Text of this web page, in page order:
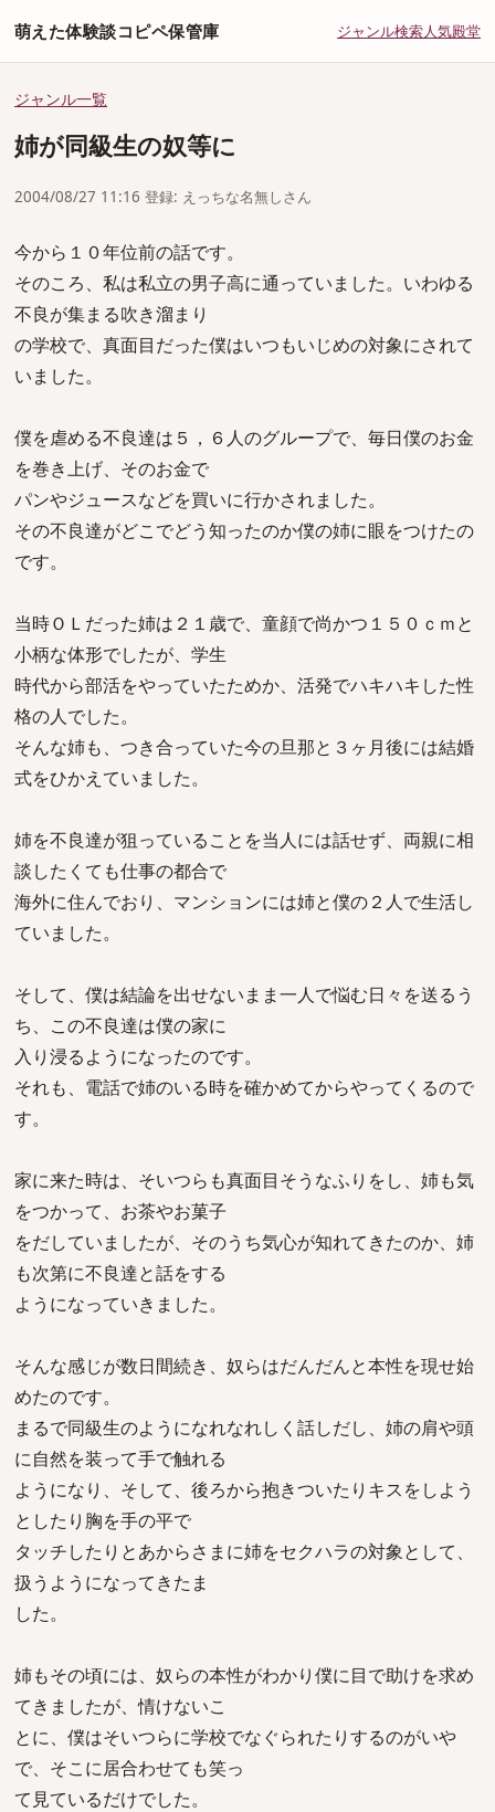
萌えた体験談コピペ保管庫 ジャンル検索人気殿堂
ジャンル一覧
姉が同級生の奴等に
2004/08/27 11:16 登録: えっちな名無しさん
今から１０年位前の話です。
そのころ、私は私立の男子高に通っていました。いわゆる
不良が集まる吹き溜まり
の学校で、真面目だった僕はいつもいじめの対象にされて
いました。
僕を虐める不良達は５，６人のグループで、毎日僕のお金
を巻き上げ、そのお金で
パンやジュースなどを買いに行かされました。
その不良達がどこでどう知ったのか僕の姉に眼をつけたの
です。
当時ＯＬだった姉は２１歳で、童顔で尚かつ１５０ｃｍと
小柄な体形でしたが、学生
時代から部活をやっていたためか、活発でハキハキした性
格の人でした。
そんな姉も、つき合っていた今の旦那と３ヶ月後には結婚
式をひかえていました。
姉を不良達が狙っていることを当人には話せず、両親に相
談したくても仕事の都合で
海外に住んでおり、マンションには姉と僕の２人で生活し
ていました。
そして、僕は結論を出せないまま一人で悩む日々を送るう
ち、この不良達は僕の家に
入り浸るようになったのです。
それも、電話で姉のいる時を確かめてからやってくるので
す。
家に来た時は、そいつらも真面目そうなふりをし、姉も気
をつかって、お茶やお菓子
をだしていましたが、そのうち気心が知れてきたのか、姉
も次第に不良達と話をする
ようになっていきました。
そんな感じが数日間続き、奴らはだんだんと本性を現せ始
めたのです。
まるで同級生のようになれなれしく話しだし、姉の肩や頭
に自然を装って手で触れる
ようになり、そして、後ろから抱きついたりキスをしよう
としたり胸を手の平で
タッチしたりとあからさまに姉をセクハラの対象として、
扱うようになってきたま
した。
姉もその頃には、奴らの本性がわかり僕に目で助けを求め
てきましたが、情けないこ
とに、僕はそいつらに学校でなぐられたりするのがいや
で、そこに居合わせても笑っ
て見ているだけでした。